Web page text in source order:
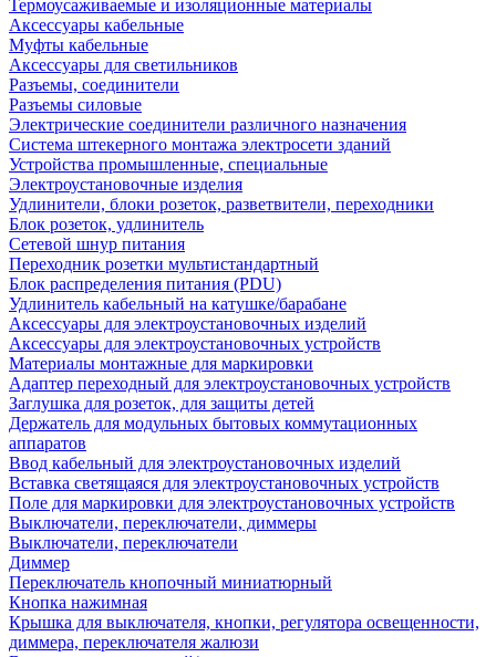
Термоусаживаемые и изоляционные материалы
Аксессуары кабельные
Муфты кабельные
Аксессуары для светильников
Разъемы, соединители
Разъемы силовые
Электрические соединители различного назначения
Система штекерного монтажа электросети зданий
Устройства промышленные, специальные
Электроустановочные изделия
Удлинители, блоки розеток, разветвители, переходники
Блок розеток, удлинитель
Сетевой шнур питания
Переходник розетки мультистандартный
Блок распределения питания (PDU)
Удлинитель кабельный на катушке/барабане
Аксессуары для электроустановочных изделий
Аксессуары для электроустановочных устройств
Материалы монтажные для маркировки
Адаптер переходный для электроустановочных устройств
Заглушка для розеток, для защиты детей
Держатель для модульных бытовых коммутационных
аппаратов
Ввод кабельный для электроустановочных изделий
Вставка светящаяся для электроустановочных устройств
Поле для маркировки для электроустановочных устройств
Выключатели, переключатели, диммеры
Выключатели, переключатели
Диммер
Переключатель кнопочный миниатюрный
Кнопка нажимная
Крышка для выключателя, кнопки, регулятора освещенности,
диммера, переключателя жалюзи